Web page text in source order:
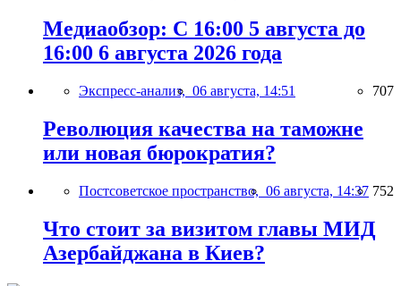
Медиаобзор: С 16:00 5 августа до
16:00 6 августа 2026 года
Экспресс-анализ, 06 августа, 14:51 707
Революция качества на таможне
или новая бюрократия?
Постсоветское пространство, 06 августа, 14:37 752
Что стоит за визитом главы МИД
Азербайджана в Киев?